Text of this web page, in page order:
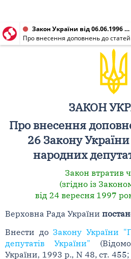
Закон України від 06.06.1996 № 231/96-ВР